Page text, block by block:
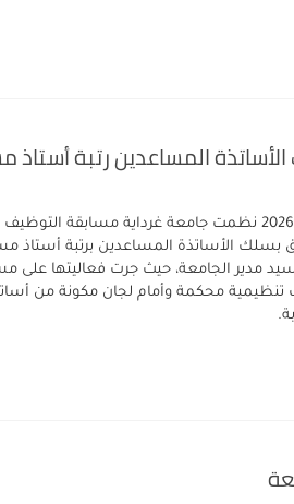
المساعدين رتبة أستاذ
بتاريخ 15 مارس 2026 نظمت جامعة غرداية مسابقة
بسلك الأساتذة المساعدين برتبة أستاذ
مدير الجامعة، حيث جرت فعاليتها على
تنظيمية محكمة وأمام لجان مكونة من